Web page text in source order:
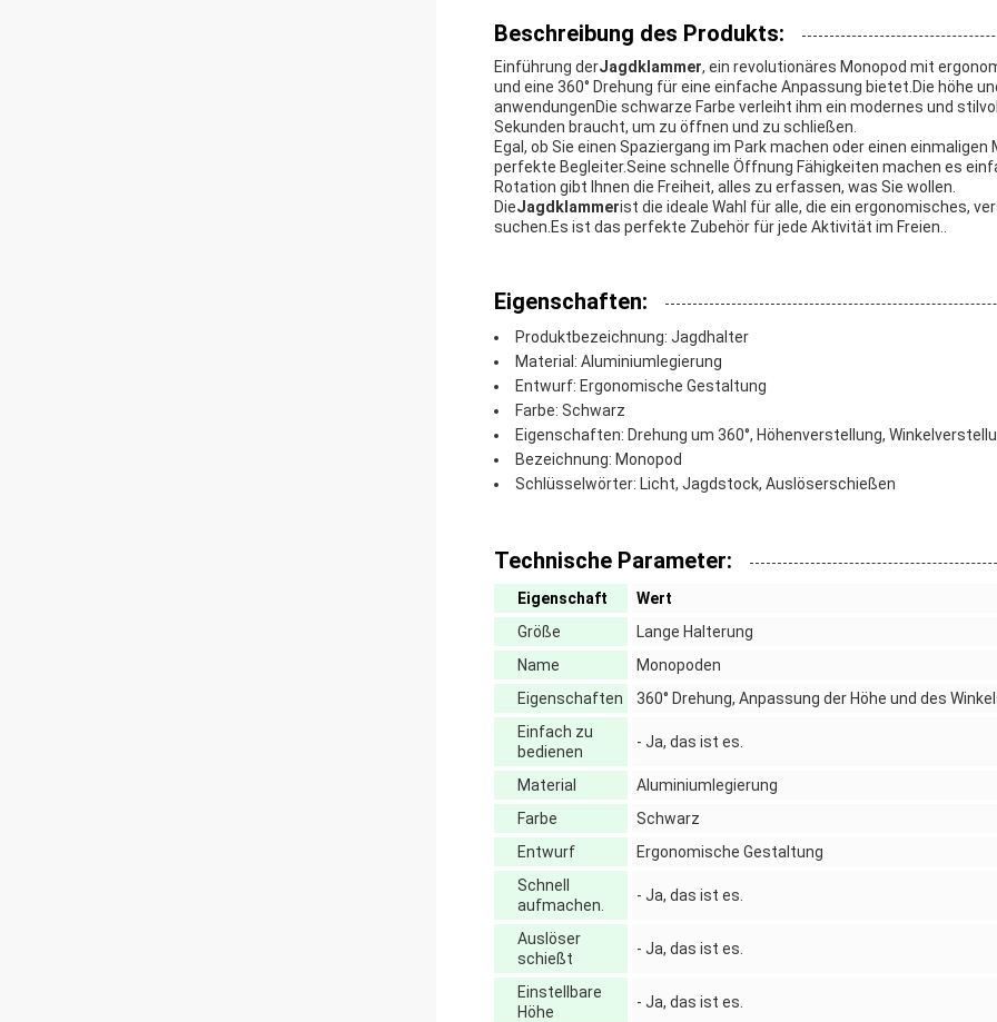
Beschreibung des Produkts:
Einführung derJagdklammer, ein revolutionäres Monopod mit
und eine 360° Drehung für eine einfache Anpassung bietet.Die höhe
anwendungenDie schwarze Farbe verleiht ihm ein modernes und
Sekunden braucht, um zu öffnen und zu schließen.
Egal, ob Sie einen Spaziergang im Park machen oder einen
perfekte Begleiter.Seine schnelle Öffnung Fähigkeiten machen es
Rotation gibt Ihnen die Freiheit, alles zu erfassen, was Sie wollen.
DieJagdklammerist die ideale Wahl für alle, die ein ergonomisches,
suchen.Es ist das perfekte Zubehör für jede Aktivität im Freien..
Eigenschaften:
Produktbezeichnung: Jagdhalter
Material: Aluminiumlegierung
Entwurf: Ergonomische Gestaltung
Farbe: Schwarz
Eigenschaften: Drehung um 360°, Höhenverstellung,
Bezeichnung: Monopod
Schlüsselwörter: Licht, Jagdstock, Auslöserschießen
Technische Parameter:
Eigenschaft
Wert
Größe
Lange Halterung
Name
Monopoden
Eigenschaften
360° Drehung, Anpassung der Höhe und des
Einfach zu
bedienen
- Ja, das ist es.
Material
Aluminiumlegierung
Farbe
Schwarz
Entwurf
Ergonomische Gestaltung
Schnell
aufmachen.
- Ja, das ist es.
Auslöser
schießt
- Ja, das ist es.
Einstellbare
Höhe
- Ja, das ist es.